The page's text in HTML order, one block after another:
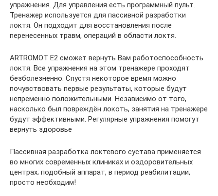
упражнения. Для управления есть программный пульт.
Тренажер используется для пассивной разработки
локтя. Он подходит для восстановления после
перенесенных травм, операций в области локтя.
ARTROMOT E2 сможет вернуть Вам работоспособность
локтя. Все упражнения на этом тренажере проходят
безболезненно. Спустя некоторое время можно
почувствовать первые результаты, которые будут
непременно положительными. Независимо от того,
насколько был повреждён локоть, занятия на тренажере
будут эффективными. Регулярные упражнения помогут
вернуть здоровье
Пассивная разработка локтевого сустава применяется
во многих современных клиниках и оздоровительных
центрах; подобный аппарат, в период реабилитации,
просто необходим!